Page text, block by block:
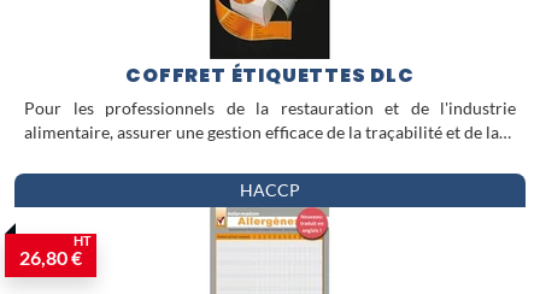
COFFRET ÉTIQUETTES DLC
Pour les professionnels de la restauration et de l'industrie
alimentaire, assurer une gestion efficace de la traçabilité et de la…
HACCP
26,80 €
HT